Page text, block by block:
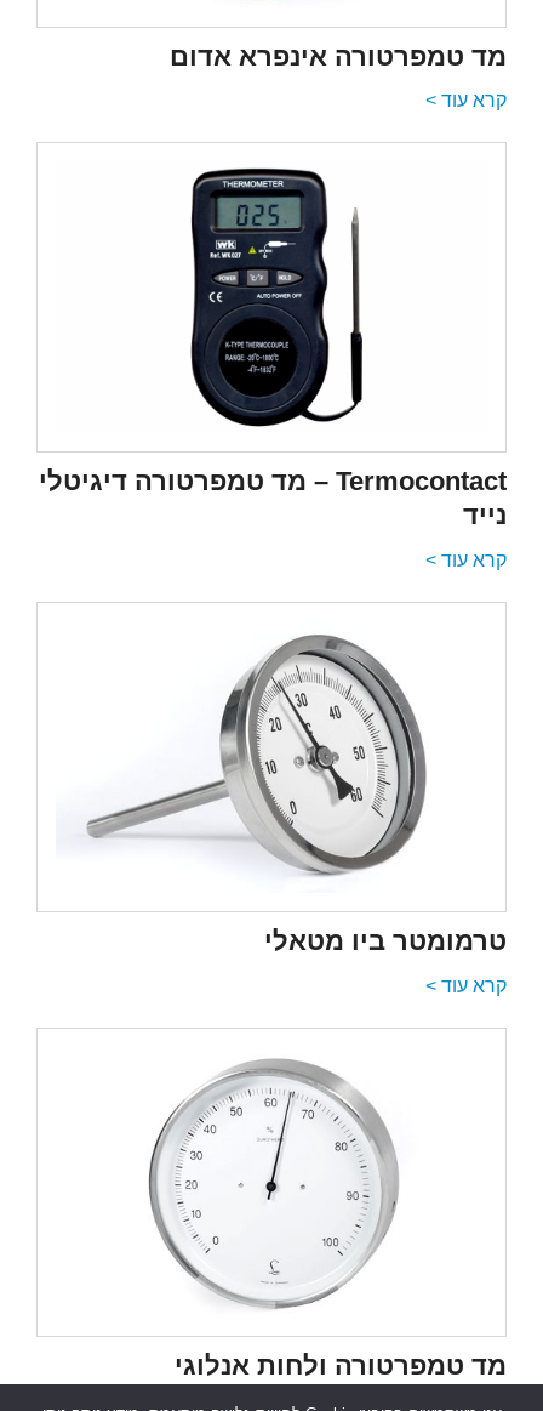
מד טמפרטורה אינפרא אדום
קרא עוד >
Termocontact – מד טמפרטורה דיגיטלי
נייד
קרא עוד >
טרמומטר ביו מטאלי
קרא עוד >
מד טמפרטורה ולחות אנלוגי